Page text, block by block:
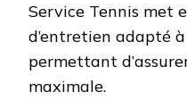
Service Tennis met
d’entretien adapté
permettant
maximale.